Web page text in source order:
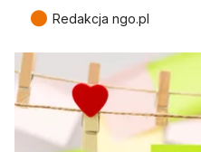
● Redakcja ngo.pl